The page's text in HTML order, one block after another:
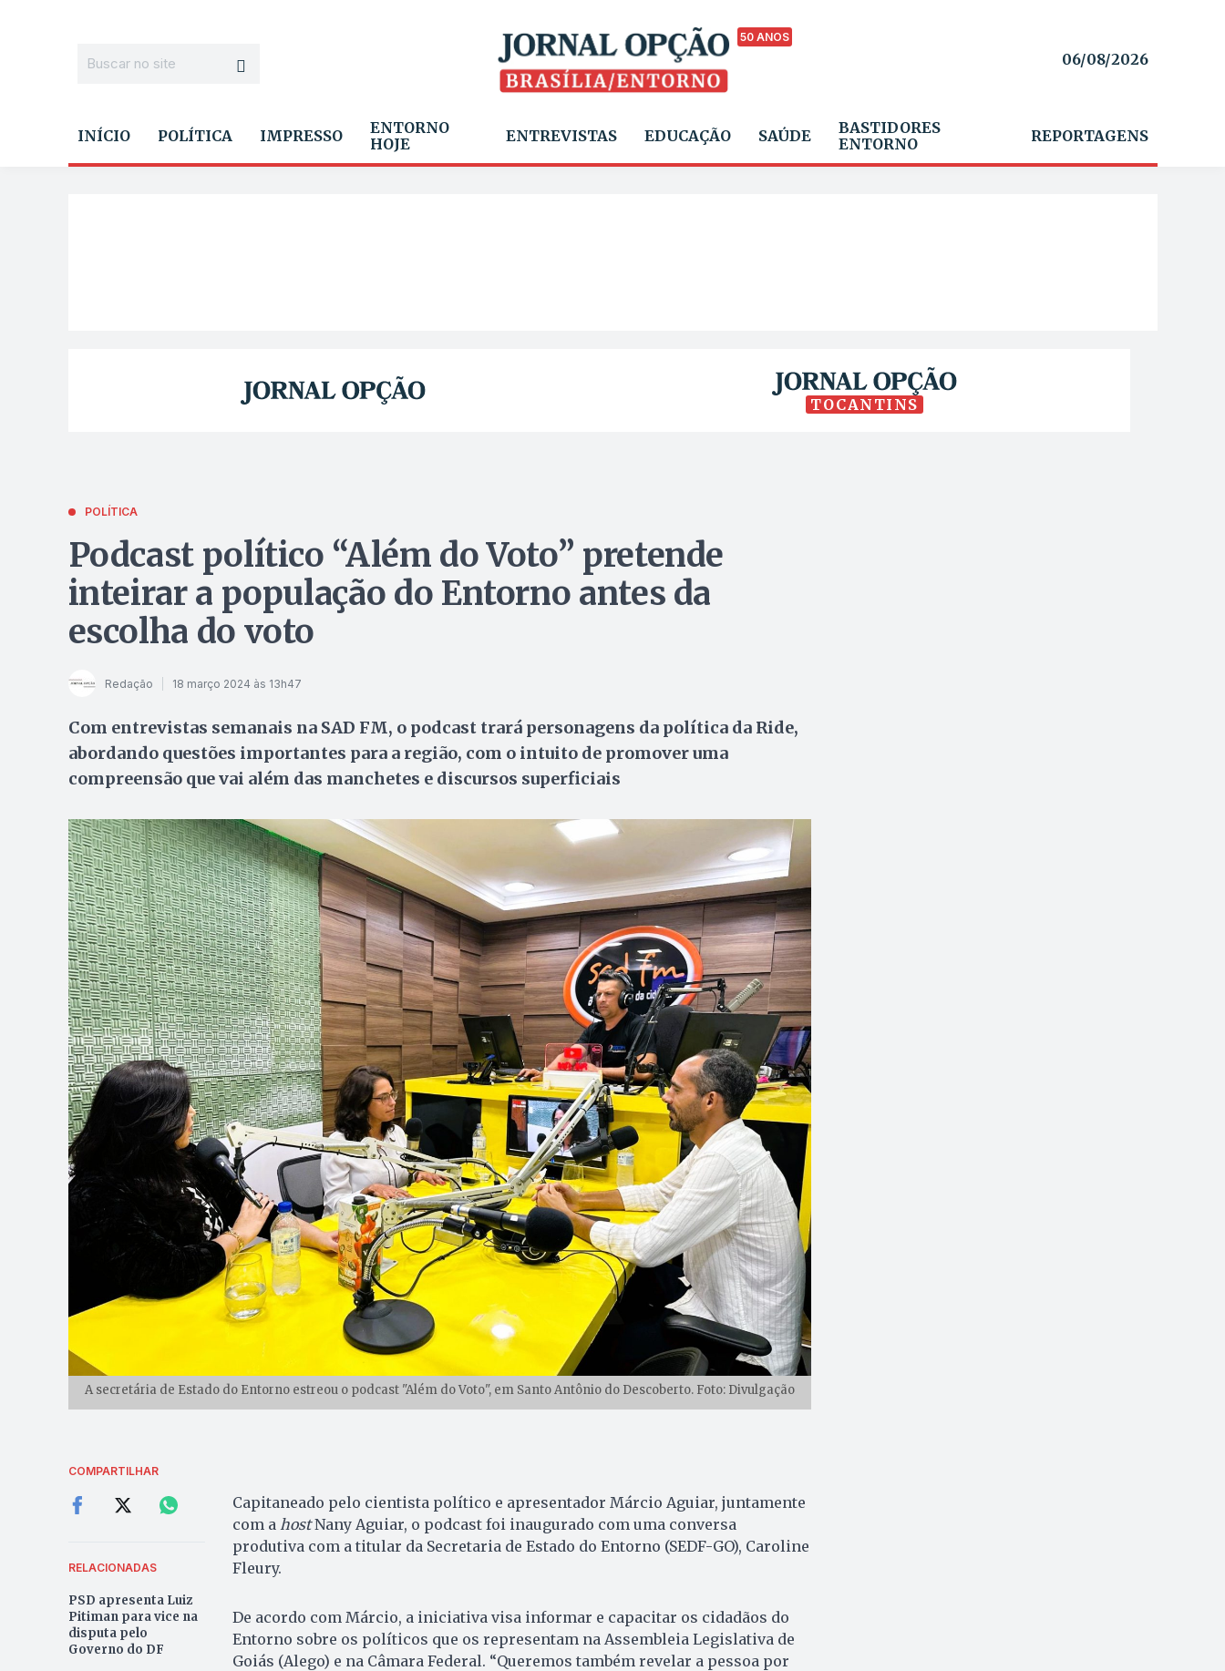
50 ANOS
06/08/2026
INÍCIO POLÍTICA IMPRESSO
ENTORNO
HOJE
ENTREVISTAS EDUCAÇÃO SAÚDE
BASTIDORES
ENTORNO
REPORTAGENS
TOCANTINS
POLÍTICA
Podcast político “Além do Voto” pretende
inteirar a população do Entorno antes da
escolha do voto
Redação 18 março 2024 às 13h47
Com entrevistas semanais na SAD FM, o podcast trará personagens da política da Ride,
abordando questões importantes para a região, com o intuito de promover uma
compreensão que vai além das manchetes e discursos superficiais
A secretária de Estado do Entorno estreou o podcast "Além do Voto", em Santo Antônio do Descoberto. Foto: Divulgação
COMPARTILHAR
RELACIONADAS
PSD apresenta Luiz
Pitiman para vice na
disputa pelo
Governo do DF
Capitaneado pelo cientista político e apresentador Márcio Aguiar, juntamente
com a hostNany Aguiar, o podcast foi inaugurado com uma conversa
produtiva com a titular da Secretaria de Estado do Entorno (SEDF-GO), Caroline
Fleury.
De acordo com Márcio, a iniciativa visa informar e capacitar os cidadãos do
Entorno sobre os políticos que os representam na Assembleia Legislativa de
Goiás (Alego) e na Câmara Federal. “Queremos também revelar a pessoa por